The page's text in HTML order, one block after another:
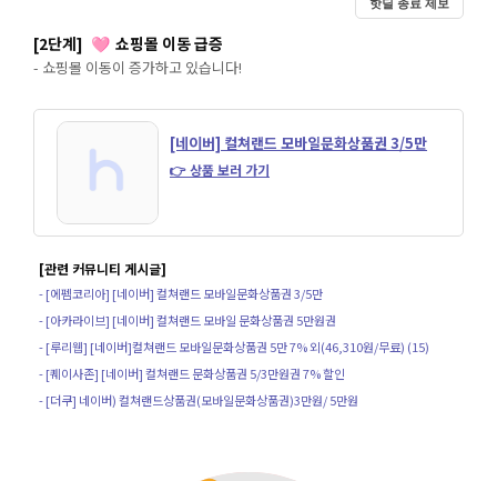
핫딜 종료 제보
[2단계] 🩷 쇼핑몰 이동 급증
- 쇼핑몰 이동이 증가하고 있습니다!
[네이버] 컬쳐랜드 모바일문화상품권 3/5만
👉 상품 보러 가기
[관련 커뮤니티 게시글]
- [에펨코리아] [네이버] 컬쳐랜드 모바일문화상품권 3/5만
- [아카라이브] [네이버] 컬쳐랜드 모바일 문화상품권 5만원권
- [루리웹] [네이버]컬쳐랜드 모바일문화상품권 5만 7% 외(46,310원/무료) (15)
- [퀘이사존] [네이버] 컬쳐랜드 문화상품권 5/3만원권 7% 할인
- [더쿠] 네이버) 컬쳐랜드상품권(모바일문화상품권)3만원/ 5만원